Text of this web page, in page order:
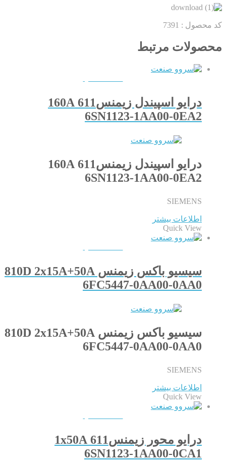
کد محصول : 7391
محصولات مرتبط
درایو اسپیندل زیمنس611 160A
6SN1123-1AA00-0EA2
درایو اسپیندل زیمنس611 160A
6SN1123-1AA00-0EA2
SIEMENS
اطلاعات بیشتر
Quick View
سیسیو باکس زیمنس 810D 2x15A+50A
6FC5447-0AA00-0AA0
سیسیو باکس زیمنس 810D 2x15A+50A
6FC5447-0AA00-0AA0
SIEMENS
اطلاعات بیشتر
Quick View
درایو محور زیمنس611 1x50A
6SN1123-1AA00-0CA1